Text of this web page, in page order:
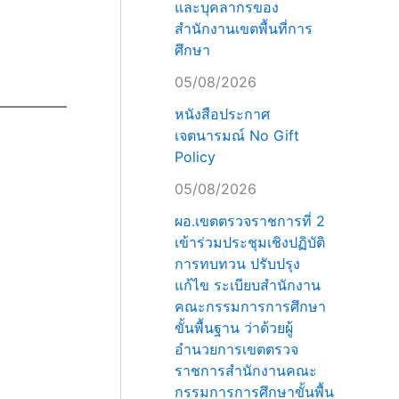
และบุคลากรของ
สำนักงานเขตพื้นที่การ
ศึกษา
05/08/2026
หนังสือประกาศ
เจตนารมณ์ No Gift
Policy
05/08/2026
ผอ.เขตตรวจราชการที่ 2
เข้าร่วมประชุมเชิงปฏิบัติ
การทบทวน ปรับปรุง
แก้ไข ระเบียบสำนักงาน
คณะกรรมการการศึกษา
ขั้นพื้นฐาน ว่าด้วยผู้
อำนวยการเขตตรวจ
ราชการสำนักงานคณะ
กรรมการการศึกษาขั้นพื้น